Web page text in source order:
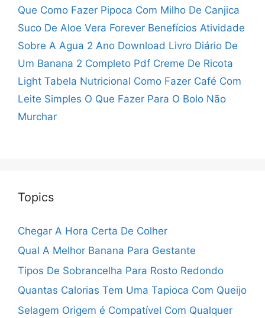
Que Como Fazer Pipoca Com Milho De Canjica
Suco De Aloe Vera Forever Benefícios Atividade
Sobre A Agua 2 Ano Download Livro Diário De
Um Banana 2 Completo Pdf Creme De Ricota
Light Tabela Nutricional Como Fazer Café Com
Leite Simples O Que Fazer Para O Bolo Não
Murchar
Topics
Chegar A Hora Certa De Colher
Qual A Melhor Banana Para Gestante
Tipos De Sobrancelha Para Rosto Redondo
Quantas Calorias Tem Uma Tapioca Com Queijo
Selagem Origem é Compatível Com Qualquer